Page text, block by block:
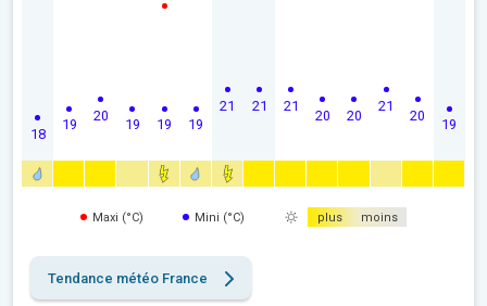
18
19
20
19 19 19
21 21 21
20 20
21
20
19
Maxi (°C) Mini (°C) plus moins
Tendance météo France